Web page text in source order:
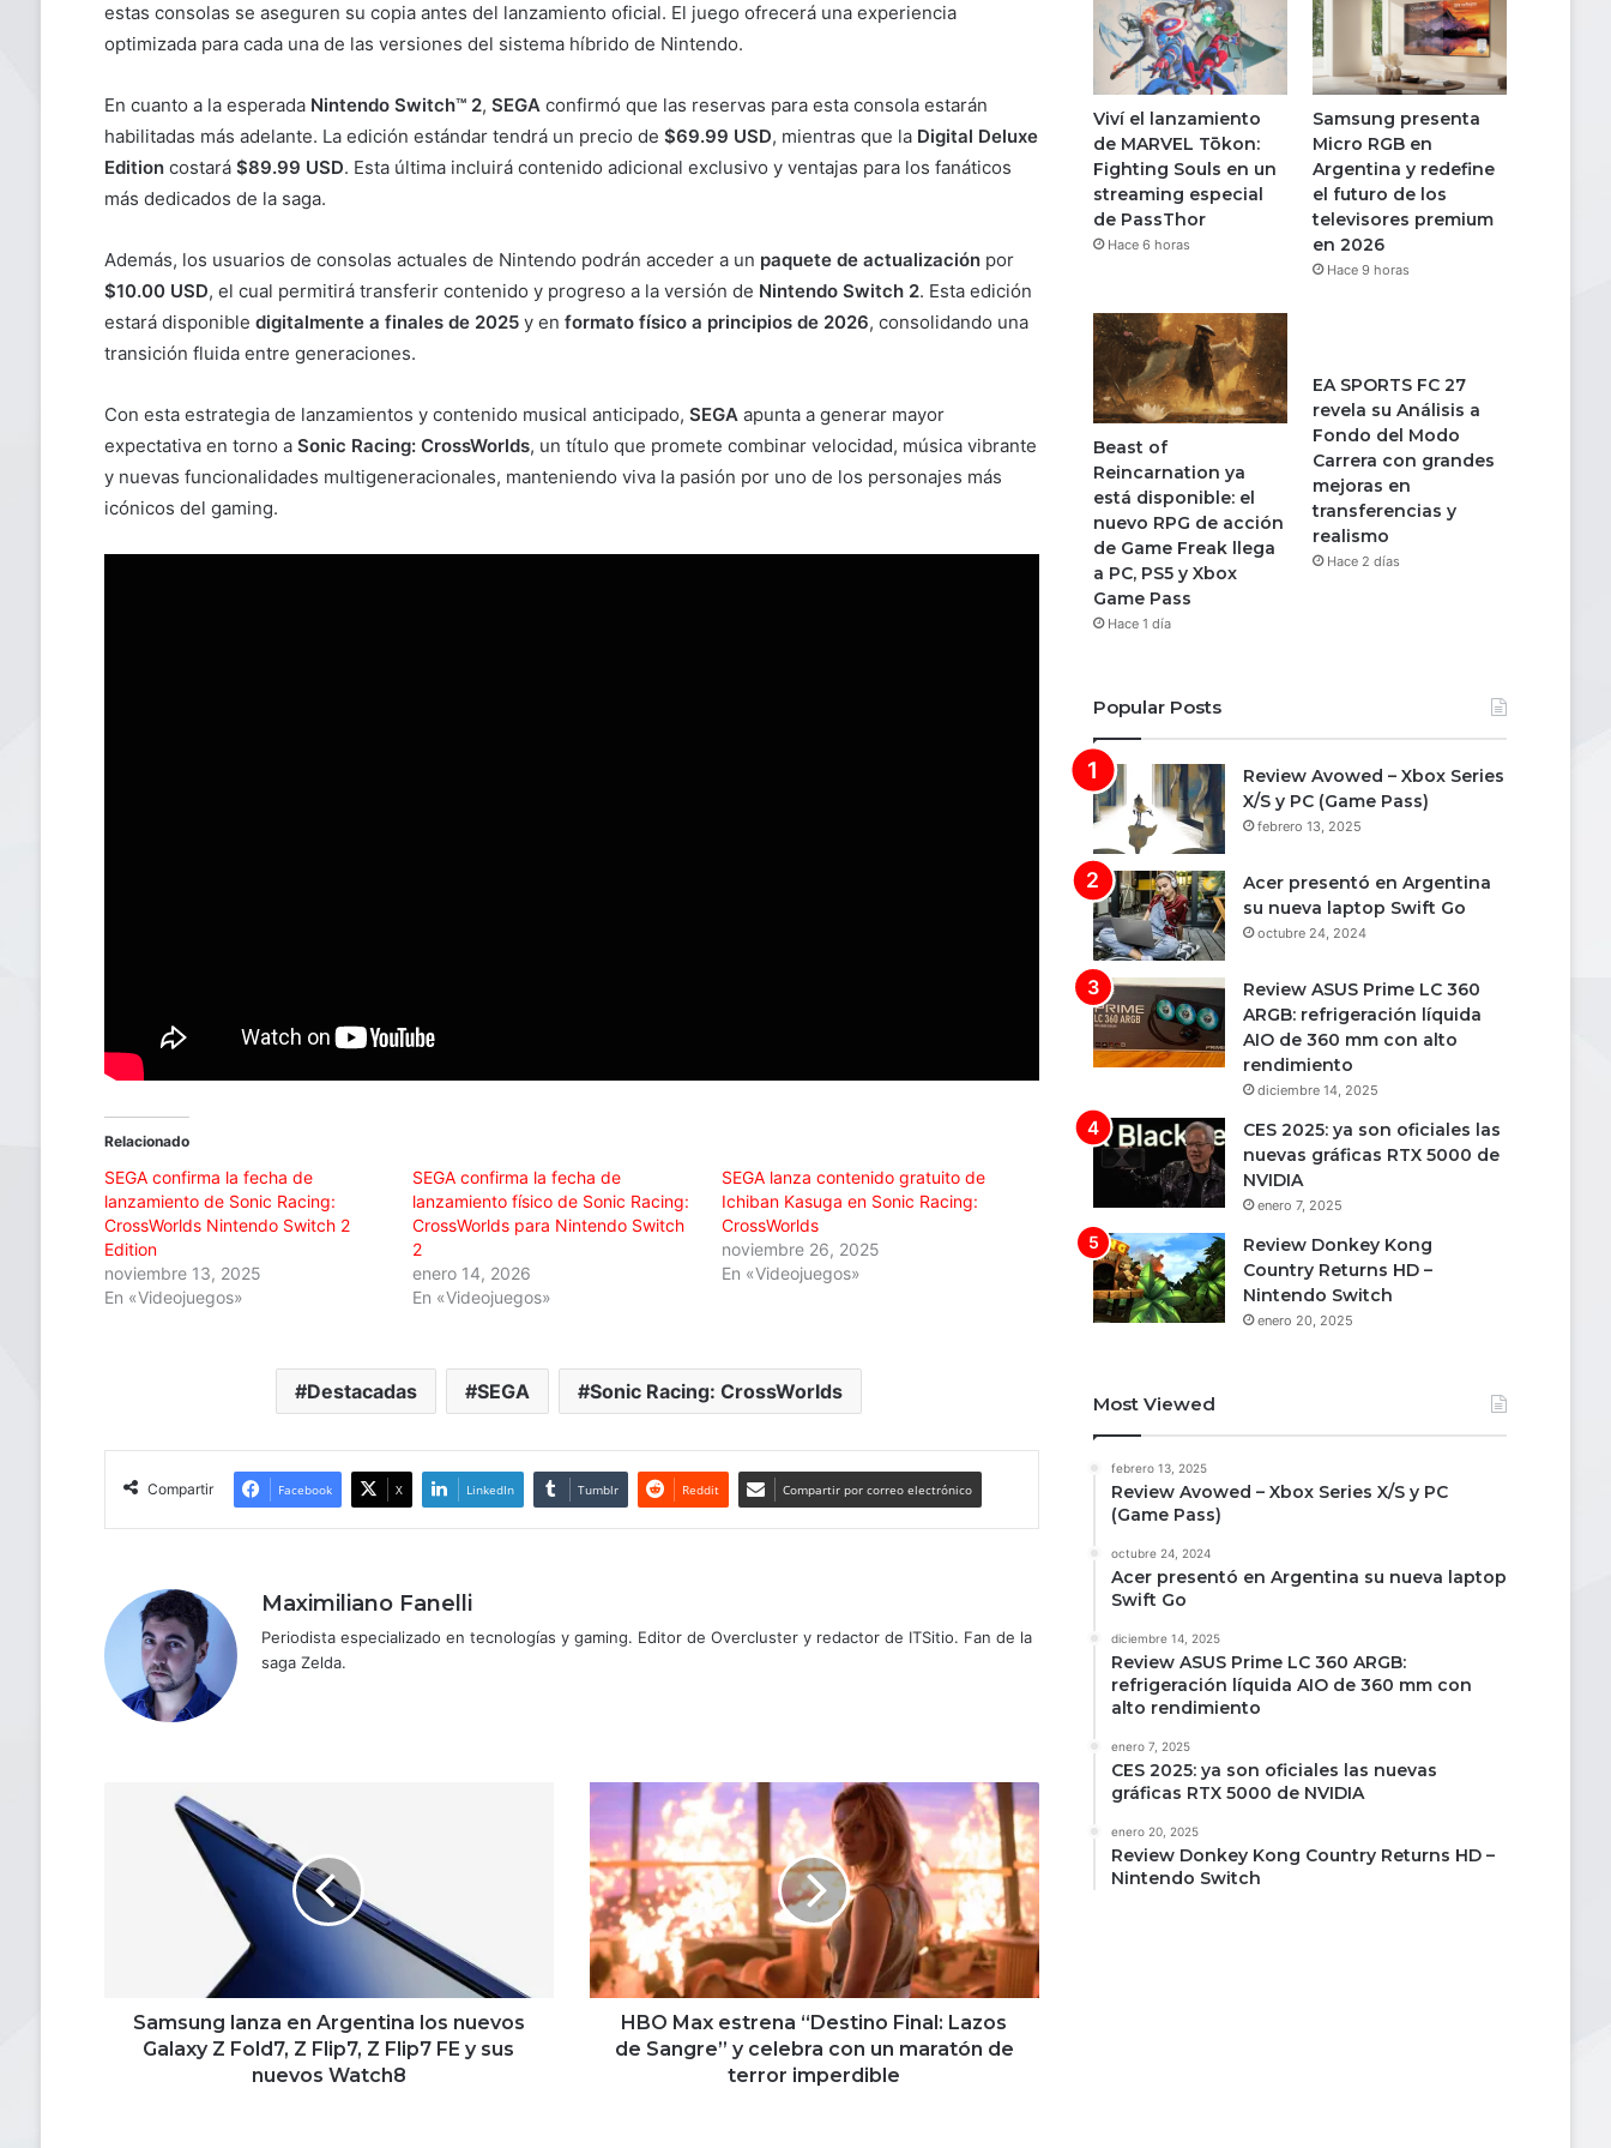
estas consolas se aseguren su copia antes del lanzamiento oficial. El juego ofrecerá una experiencia
optimizada para cada una de las versiones del sistema híbrido de Nintendo.
En cuanto a la esperada Nintendo Switch™ 2, SEGAconfirmó que las reservas para esta consola estarán
habilitadas más adelante. La edición estándar tendrá un precio de $69.99 USD, mientras que la Digital Deluxe
Editioncostará $89.99 USD. Esta última incluirá contenido adicional exclusivo y ventajas para los fanáticos
más dedicados de la saga.
Además, los usuarios de consolas actuales de Nintendo podrán acceder a un paquete de actualizaciónpor
$10.00 USD, el cual permitirá transferir contenido y progreso a la versión de Nintendo Switch 2. Esta edición
estará disponible digitalmente a finales de 2025y en formato físico a principios de 2026, consolidando una
transición fluida entre generaciones.
Con esta estrategia de lanzamientos y contenido musical anticipado, SEGAapunta a generar mayor
expectativa en torno a Sonic Racing: CrossWorlds, un título que promete combinar velocidad, música vibrante
y nuevas funcionalidades multigeneracionales, manteniendo viva la pasión por uno de los personajes más
icónicos del gaming.
Relacionado
SEGA confirma la fecha de
lanzamiento de Sonic Racing:
CrossWorlds Nintendo Switch 2
Edition
noviembre 13, 2025
En «Videojuegos»
SEGA confirma la fecha de
lanzamiento físico de Sonic Racing:
CrossWorlds para Nintendo Switch
2
enero 14, 2026
En «Videojuegos»
SEGA lanza contenido gratuito de
Ichiban Kasuga en Sonic Racing:
CrossWorlds
noviembre 26, 2025
En «Videojuegos»
Destacadas SEGA Sonic Racing: CrossWorlds
Compartir Facebook X LinkedIn Tumblr Reddit Compartir por correo electrónico
Maximiliano Fanelli
Periodista especializado en tecnologías y gaming. Editor de Overcluster y redactor de ITSitio. Fan de la
saga Zelda.
Samsung lanza en Argentina los nuevos
Galaxy Z Fold7, Z Flip7, Z Flip7 FE y sus
nuevos Watch8
HBO
estrena
“Destino
Final:
Lazos
de
Sangre”
y
celebraHBO Max estrena “Destino Final: Lazos
de Sangre” y celebra con un maratón de
terror imperdible
Viví el lanzamiento
de MARVEL Tōkon:
Fighting Souls en un
streaming especial
de PassThor
Hace 6 horas
Samsung presenta
Micro RGB en
Argentina y redefine
el futuro de los
televisores premium
en 2026
Hace 9 horas
Beast of
Reincarnation ya
está disponible: el
nuevo RPG de acción
de Game Freak llega
a PC, PS5 y Xbox
Game Pass
Hace 1 día
EA SPORTS FC 27
revela su Análisis a
Fondo del Modo
Carrera con grandes
mejoras en
transferencias y
realismo
Hace 2 días
Popular Posts
Review Avowed – Xbox Series
X/S y PC (Game Pass)
febrero 13, 2025
Acer presentó en Argentina
su nueva laptop Swift Go
octubre 24, 2024
Review ASUS Prime LC 360
ARGB: refrigeración líquida
AIO de 360 mm con alto
rendimiento
diciembre 14, 2025
CES 2025: ya son oficiales las
nuevas gráficas RTX 5000 de
NVIDIA
enero 7, 2025
Review Donkey Kong
Country Returns HD –
Nintendo Switch
enero 20, 2025
Most Viewed
febrero 13, 2025
Review Avowed – Xbox Series X/S y PC
(Game Pass)
octubre 24, 2024
Acer presentó en Argentina su nueva laptop
Swift Go
diciembre 14, 2025
Review ASUS Prime LC 360 ARGB:
refrigeración líquida AIO de 360 mm con
alto rendimiento
enero 7, 2025
CES 2025: ya son oficiales las nuevas
gráficas RTX 5000 de NVIDIA
enero 20, 2025
Review Donkey Kong Country Returns HD –
Nintendo Switch